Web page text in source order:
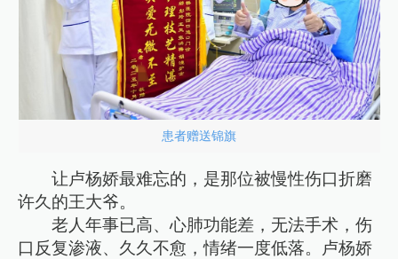
患者赠送锦旗
让卢杨娇最难忘的，是那位被慢性伤口折磨
许久的王大爷。
老人年事已高、心肺功能差，无法手术，伤
口反复渗液、久久不愈，情绪一度低落。卢杨娇